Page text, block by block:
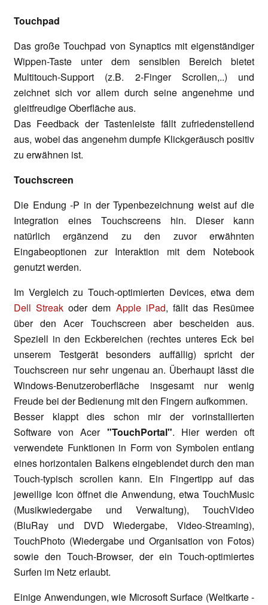
Touchpad
Das große Touchpad von Synaptics mit eigenständiger
Wippen-Taste unter dem sensiblen Bereich bietet
Multitouch-Support (z.B. 2-Finger Scrollen,..) und
zeichnet sich vor allem durch seine angenehme und
gleitfreudige Oberfläche aus.
Das Feedback der Tastenleiste fällt zufriedenstellend
aus, wobei das angenehm dumpfe Klickgeräusch positiv
zu erwähnen ist.
Touchscreen
Die Endung -P in der Typenbezeichnung weist auf die
Integration eines Touchscreens hin. Dieser kann
natürlich ergänzend zu den zuvor erwähnten
Eingabeoptionen zur Interaktion mit dem Notebook
genutzt werden.
Im Vergleich zu Touch-optimierten Devices, etwa dem
Dell Streak oder dem Apple iPad, fällt das Resümee
über den Acer Touchscreen aber bescheiden aus.
Speziell in den Eckbereichen (rechtes unteres Eck bei
unserem Testgerät besonders auffällig) spricht der
Touchscreen nur sehr ungenau an. Überhaupt lässt die
Windows-Benutzeroberfläche insgesamt nur wenig
Freude bei der Bedienung mit den Fingern aufkommen.
Besser klappt dies schon mir der vorinstallierten
Software von Acer "TouchPortal". Hier werden oft
verwendete Funktionen in Form von Symbolen entlang
eines horizontalen Balkens eingeblendet durch den man
Touch-typisch scrollen kann. Ein Fingertipp auf das
jeweilige Icon öffnet die Anwendung, etwa TouchMusic
(Musikwiedergabe und Verwaltung), TouchVideo
(BluRay und DVD Wiedergabe, Video-Streaming),
TouchPhoto (Wiedergabe und Organisation von Fotos)
sowie den Touch-Browser, der ein Touch-optimiertes
Surfen im Netz erlaubt.
Einige Anwendungen, wie Microsoft Surface (Weltkarte -